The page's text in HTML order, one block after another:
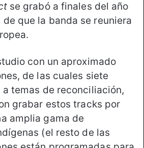
se grabó a finales del año
que la banda se reuniera
con un aproximado
de las cuales siete
temas de reconciliación,
grabar estos tracks por
amplia gama de
(el resto de las